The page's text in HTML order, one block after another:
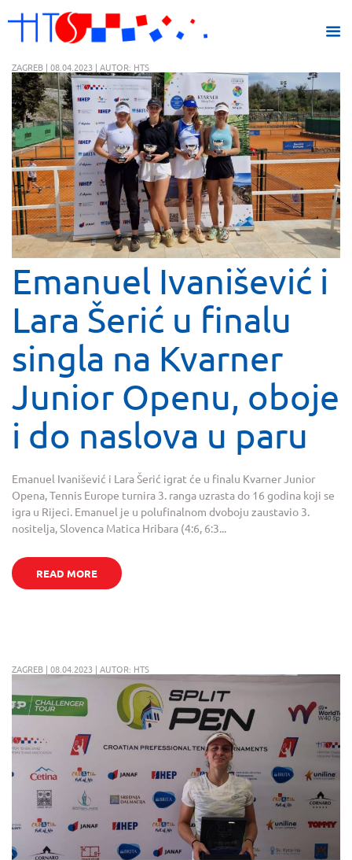
ZAGREB | 08.04.2023 | AUTOR: HTS
Emanuel Ivanišević i
Lara Šerić u finalu
singla na Kvarner
Junior Openu, oboje
i do naslova u paru
Emanuel Ivanišević i Lara Šerić igrat će u finalu Kvarner Junior
Opena, Tennis Europe turnira 3. ranga uzrasta do 16 godina koji se
igra u Rijeci. Emanuel je u polufinalnom dvoboju zaustavio 3.
nositelja, Slovenca Matica Hribara (4:6, 6:3...
READ MORE
ZAGREB | 08.04.2023 | AUTOR: HTS